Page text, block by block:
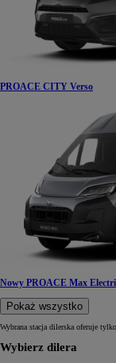
PROACE CITY Verso
Nowy PROACE Max
Pokaż wszystko
Wybrana stacja dilerska oferuje
Wybierz dilera